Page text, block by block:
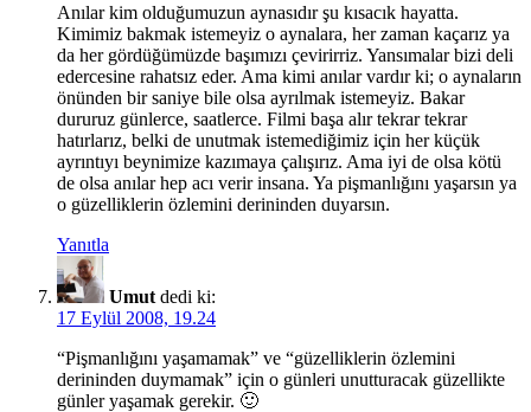
Anılar kim olduğumuzun aynasıdır şu kısacık hayatta.
Kimimiz bakmak istemeyiz o aynalara, her zaman kaçarız ya
da her gördüğümüzde başımızı çevirirriz. Yansımalar bizi deli
edercesine rahatsız eder. Ama kimi anılar vardır ki; o aynaların
önünden bir saniye bile olsa ayrılmak istemeyiz. Bakar
dururuz günlerce, saatlerce. Filmi başa alır tekrar tekrar
hatırlarız, belki de unutmak istemediğimiz için her küçük
ayrıntıyı beynimize kazımaya çalışırız. Ama iyi de olsa kötü
de olsa anılar hep acı verir insana. Ya pişmanlığını yaşarsın ya
o güzelliklerin özlemini derininden duyarsın.
Yanıtla
Umut dedi ki:
17 Eylül 2008, 19.24
“Pişmanlığını yaşamamak” ve “güzelliklerin özlemini
derininden duymamak” için o günleri unutturacak güzellikte
günler yaşamak gerekir. 🙂